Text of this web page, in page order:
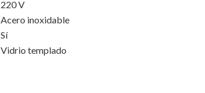
220 V
Acero inoxidable
Sí
Vidrio templado